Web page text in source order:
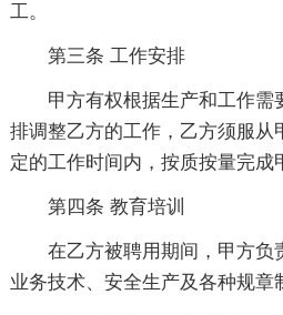
工。
第三条 工作安排
甲方有权根据生产和工作需
排调整乙方的工作，乙方须服从
定的工作时间内，按质按量完成
第四条 教育培训
在乙方被聘用期间，甲方负
业务技术、安全生产及各种规章